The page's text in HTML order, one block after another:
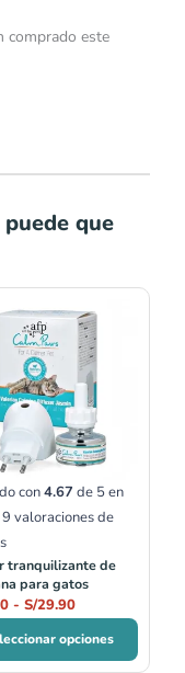
comprado este
que
con4.67 de 5 en
9 valoraciones de
tranquilizante de
para gatos
- S/29.90
de
precios:
desde
S/19.90
hasta
S/29.90
opciones